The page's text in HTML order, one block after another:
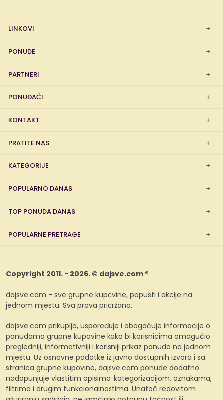
LINKOVI
PONUDE
PARTNERI
PONUĐAČI
KONTAKT
PRATITE NAS
KATEGORIJE
POPULARNO DANAS
TOP PONUDA DANAS
POPULARNE PRETRAGE
Copyright 2011. - 2026. © dajsve.com ®
dajsve.com - sve grupne kupovine, popusti i akcije na
jednom mjestu. Sva prava pridržana.
dajsve.com prikuplja, uspoređuje i obogaćuje informacije o
ponudama grupne kupovine kako bi korisnicima omogućio
pregledniji, informativniji i korisniji prikaz ponuda na jednom
mjestu. Uz osnovne podatke iz javno dostupnih izvora i sa
stranica grupne kupovine, dajsve.com ponude dodatno
nadopunjuje vlastitim opisima, kategorizacijom, oznakama,
filtrima i drugim funkcionalnostima. Unatoč redovitom